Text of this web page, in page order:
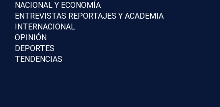
NACIONAL Y ECONOMÍA
ENTREVISTAS REPORTAJES Y ACADEMIA
INTERNACIONAL
OPINIÓN
DEPORTES
TENDENCIAS